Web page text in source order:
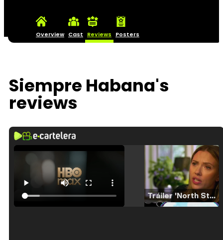
Overview Cast Reviews Posters
Siempre Habana's
reviews
Tráiler 'North Star' (2023)